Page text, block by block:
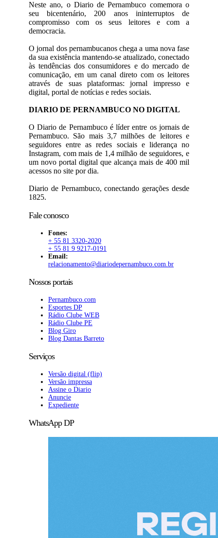
Neste ano, o Diario de Pernambuco comemora o
seu bicentenário, 200 anos ininterruptos de
compromisso com os seus leitores e com a
democracia.
O jornal dos pernambucanos chega a uma nova fase
da sua existência mantendo-se atualizado, conectado
às tendências dos consumidores e do mercado de
comunicação, em um canal direto com os leitores
através de suas plataformas: jornal impresso e
digital, portal de notícias e redes sociais.
DIARIO DE PERNAMBUCO NO DIGITAL
O Diario de Pernambuco é líder entre os jornais de
Pernambuco. São mais 3,7 milhões de leitores e
seguidores entre as redes sociais e liderança no
Instagram, com mais de 1,4 milhão de seguidores, e
um novo portal digital que alcança mais de 400 mil
acessos no site por dia.
Diario de Pernambuco, conectando gerações desde
1825.
Fale conosco
Fones:
+ 55 81 3320-2020
+ 55 81 9 9217-0191
Email:
relacionamento@diariodepernambuco.com.br
Nossos portais
Pernambuco.com
Esportes DP
Rádio Clube WEB
Rádio Clube PE
Blog Giro
Blog Dantas Barreto
Serviços
Versão digital (flip)
Versão impressa
Assine o Diario
Anuncie
Expediente
WhatsApp DP